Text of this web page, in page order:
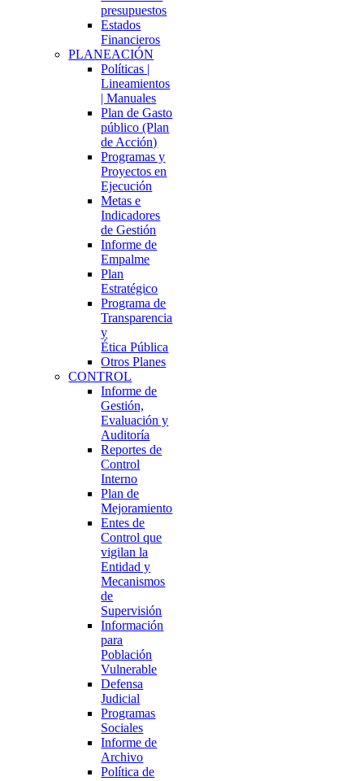
presupuestos
Estados
Financieros
PLANEACIÓN
Políticas |
Lineamientos
| Manuales
Plan de Gasto
público (Plan
de Acción)
Programas y
Proyectos en
Ejecución
Metas e
Indicadores
de Gestión
Informe de
Empalme
Plan
Estratégico
Programa de
Transparencia
y
Ética Pública
Otros Planes
CONTROL
Informe de
Gestión,
Evaluación y
Auditoría
Reportes de
Control
Interno
Plan de
Mejoramiento
Entes de
Control que
vigilan la
Entidad y
Mecanismos
de
Supervisión
Información
para
Población
Vulnerable
Defensa
Judicial
Programas
Sociales
Informe de
Archivo
Política de